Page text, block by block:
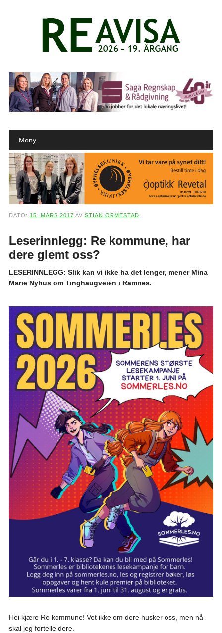
Main menu
Meny
DATO: 15. MARS 2017 AV STIAN ORMESTAD
Leserinnlegg: Re kommune, har
dere glemt oss?
LESERINNLEGG: Slik kan vi ikke ha det lenger, mener Mina
Marie Nyhus om Tinghaugveien i Ramnes.
Hei kjære Re kommune! Vet ikke om dere husker oss, men nå
skal jeg fortelle dere.